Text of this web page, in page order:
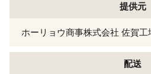
提供元
ホーリョウ商事株式会社 佐賀工
配送